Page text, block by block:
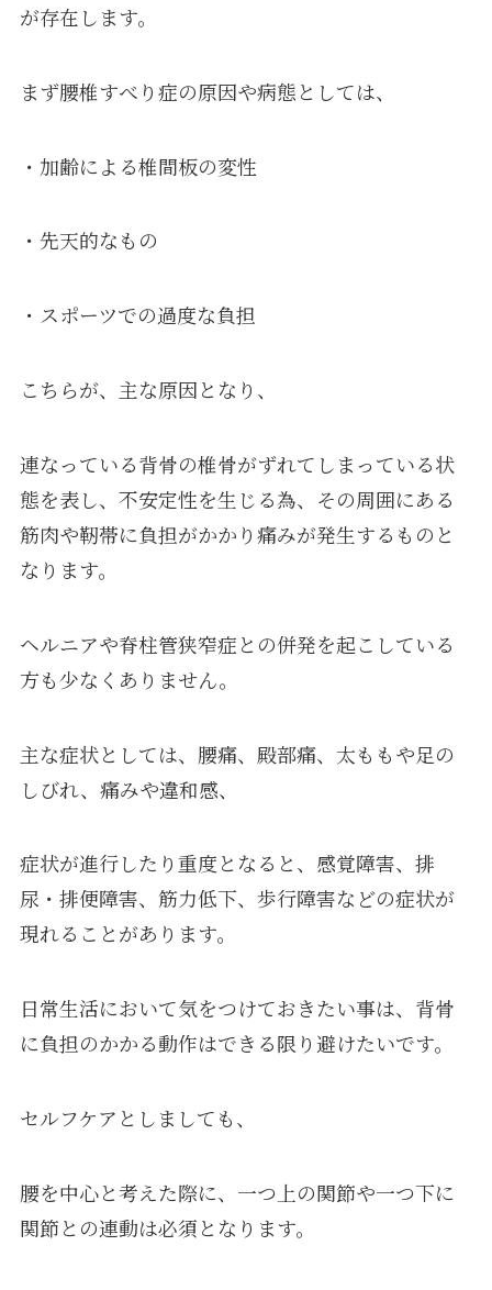
が存在します。
まず腰椎すべり症の原因や病態としては、
・加齢による椎間板の変性
・先天的なもの
・スポーツでの過度な負担
こちらが、主な原因となり、
連なっている背骨の椎骨がずれてしまっている状
態を表し、不安定性を生じる為、その周囲にある
筋肉や靭帯に負担がかかり痛みが発生するものと
なります。
ヘルニアや脊柱管狭窄症との併発を起こしている
方も少なくありません。
主な症状としては、腰痛、殿部痛、太ももや足の
しびれ、痛みや違和感、
症状が進行したり重度となると、感覚障害、排
尿・排便障害、筋力低下、歩行障害などの症状が
現れることがあります。
日常生活において気をつけておきたい事は、背骨
に負担のかかる動作はできる限り避けたいです。
セルフケアとしましても、
腰を中心と考えた際に、一つ上の関節や一つ下に
関節との連動は必須となります。